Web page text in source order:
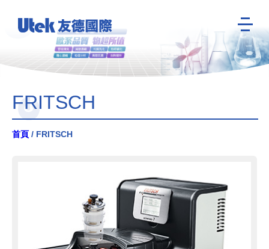
FRITSCH
首頁 / FRITSCH